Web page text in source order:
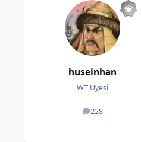
huseinhan
WT Uyesi
228
posts